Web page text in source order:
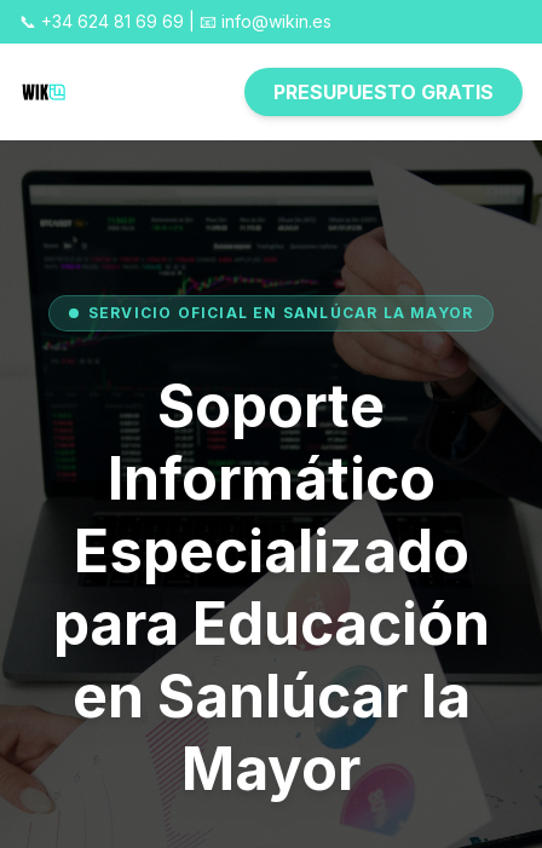
📞 +34 624 81 69 69 | 📧 info@wikin.es
PRESUPUESTO GRATIS
SERVICIO OFICIAL EN SANLÚCAR LA MAYOR
Soporte
Informático
Especializado
para Educación
en Sanlúcar la
Mayor